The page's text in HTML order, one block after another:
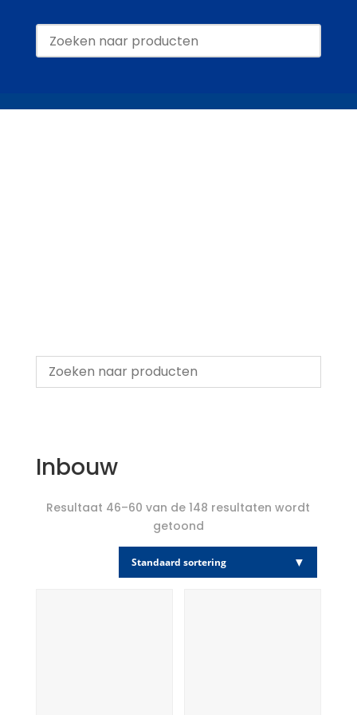
Inbouw
Resultaat 46–60 van de 148 resultaten wordt
getoond